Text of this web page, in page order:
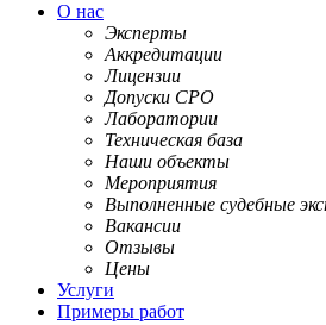
О нас
Эксперты
Аккредитации
Лицензии
Допуски СРО
Лаборатории
Техническая база
Наши объекты
Мероприятия
Выполненные судебные
Вакансии
Отзывы
Цены
Услуги
Примеры работ